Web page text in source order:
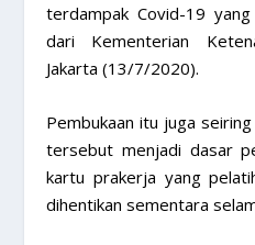
terdampak Covid-19
dari Kementerian
Jakarta (13/7/2020).
Pembukaan itu juga
tersebut menjadi dasar
kartu prakerja yang
dihentikan sementara